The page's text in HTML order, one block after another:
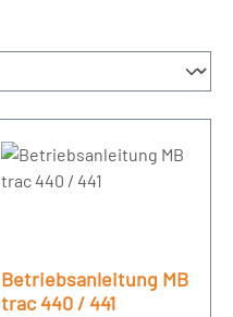
Betriebsanleitung MB
trac 440 / 441